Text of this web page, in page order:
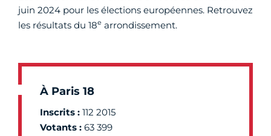
juin 2024 pour les élections européennes. Retrouvez
les résultats du 18e arrondissement.
À Paris 18
Inscrits : 112 2015
Votants : 63 399